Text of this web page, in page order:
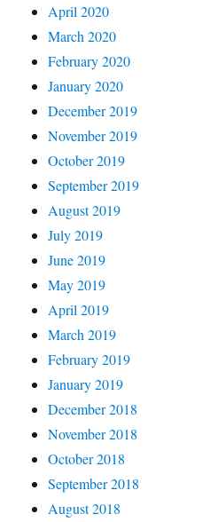
April 2020
March 2020
February 2020
January 2020
December 2019
November 2019
October 2019
September 2019
August 2019
July 2019
June 2019
May 2019
April 2019
March 2019
February 2019
January 2019
December 2018
November 2018
October 2018
September 2018
August 2018